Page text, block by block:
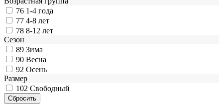
76 1-4 года
77 4-8 лет
78 8-12 лет
Сезон
89 Зима
90 Весна
92 Осень
Размер
102 Свободный